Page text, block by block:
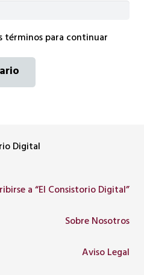
términos para continuar
Digital
a “El Consistorio Digital”
Sobre Nosotros
Aviso Legal